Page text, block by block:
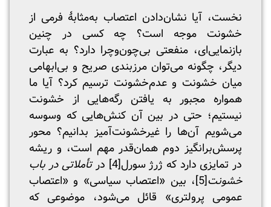
نخست، آیا نشان‌دادن اعتصاب به‌مثابۀ فرمی از
خشونت موجه است؟ چه کسی در چنین
بازنمایی‌ای، منفعتی بی‌چون‌وچرا دارد؟ به عبارت
دیگر، چگونه می‌توان مرزبندی صریح و بی‌ابهامی
میان خشونت و عدم‌خشونت ترسیم کرد؟ آیا ما
همواره مجبور به یافتن رگه‌هایی از خشونت
نیستیم؛ حتی در بین آن کنش‌هایی که وسوسه
می‌شویم آن‌ها را غیرخشونت‌آمیز بدانیم؟ محور
پرسش‌برانگیز دوم همان‌قدر مهم است، و ریشه
در تمایزی دارد که ژرژ سورل[4] درتأملاتی در باب
خشونت[5]
، بین «اعتصاب سیاسی» و «اعتصاب
عمومی پرولتری» قائل می‌شود، موضوعی که